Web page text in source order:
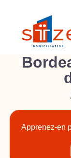
Apprenez-en